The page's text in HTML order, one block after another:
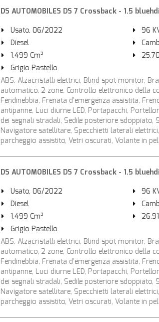
DS AUTOMOBILES DS 7 Crossback - 1.5
Usato, 06/2022
96
Diesel
1.499 Cm³
Grigio Pastello
ABS, Alzacristalli elettrici, Blind spot monitor,
automatico, 2 zone, Controllo elettronico della
Fendinebbia, Frenata d'emergenza assistita,
antipanne, Luci diurne LED, Portapacchi,
dei segnali stradali, Sedile posteriore sdoppiato,
Navigatore satellitare, Specchietti laterali
parcheggio assistito, Vetri oscurati, Volante in
DS AUTOMOBILES DS 7 Crossback - 1.5
Usato, 06/2022
96
Diesel
1.499 Cm³
Grigio Pastello
ABS, Alzacristalli elettrici, Blind spot monitor,
automatico, 2 zone, Controllo elettronico della
Fendinebbia, Frenata d'emergenza assistita,
antipanne, Luci diurne LED, Portapacchi,
dei segnali stradali, Sedile posteriore sdoppiato,
Navigatore satellitare, Specchietti laterali
parcheggio assistito, Vetri oscurati, Volante in